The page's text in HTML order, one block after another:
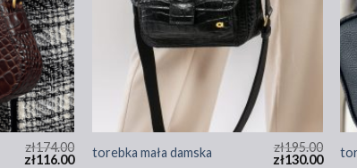
zł174.00
zł116.00 torebka mała damska zł195.00
zł130.00